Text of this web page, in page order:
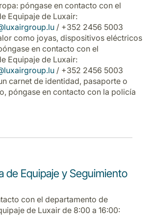
póngase en contacto con el
Equipaje de Luxair:
/ +352 2456 5003
como joyas, dispositivos eléctricos
en contacto con el
Equipaje de Luxair:
/ +352 2456 5003
carnet de identidad, pasaporte o
póngase en contacto con la policía
de Equipaje y Seguimiento
con el departamento de
de Luxair de 8:00 a 16:00: